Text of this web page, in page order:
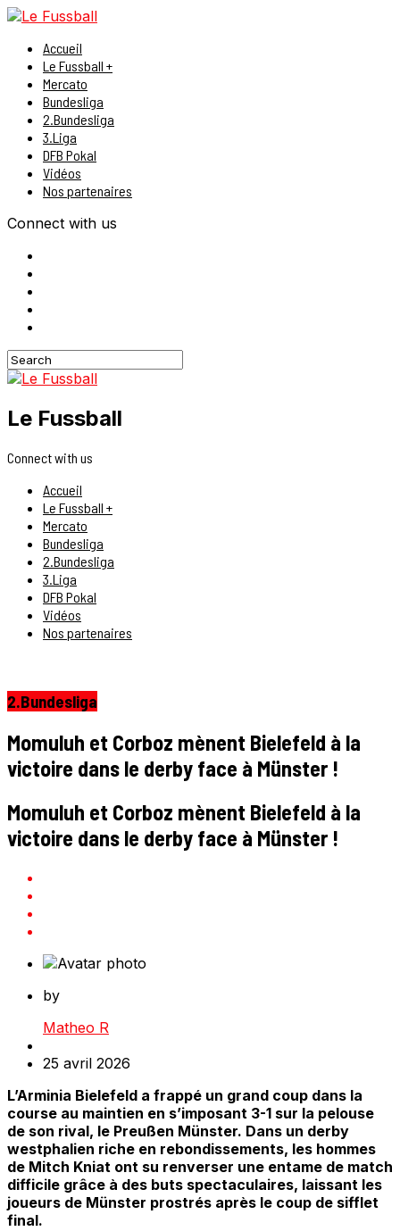
Accueil
Le Fussball +
Mercato
Bundesliga
2.Bundesliga
3.Liga
DFB Pokal
Vidéos
Nos partenaires
Connect with us
Le Fussball
Connect with us
Accueil
Le Fussball +
Mercato
Bundesliga
2.Bundesliga
3.Liga
DFB Pokal
Vidéos
Nos partenaires
2.Bundesliga
Momuluh et Corboz mènent Bielefeld à la
victoire dans le derby face à Münster !
Momuluh et Corboz mènent Bielefeld à la
victoire dans le derby face à Münster !
by
Matheo R
25 avril 2026
L’Arminia Bielefeld a frappé un grand coup dans la
course au maintien en s’imposant 3-1 sur la pelouse
de son rival, le Preußen Münster. Dans un derby
westphalien riche en rebondissements, les hommes
de Mitch Kniat ont su renverser une entame de match
difficile grâce à des buts spectaculaires, laissant les
joueurs de Münster prostrés après le coup de sifflet
final.